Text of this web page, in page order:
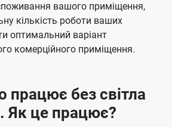
вашого приміщення,
кількість роботи ваших
оптимальний варіант
комерційного приміщення.
працює без світла
Як це працює?